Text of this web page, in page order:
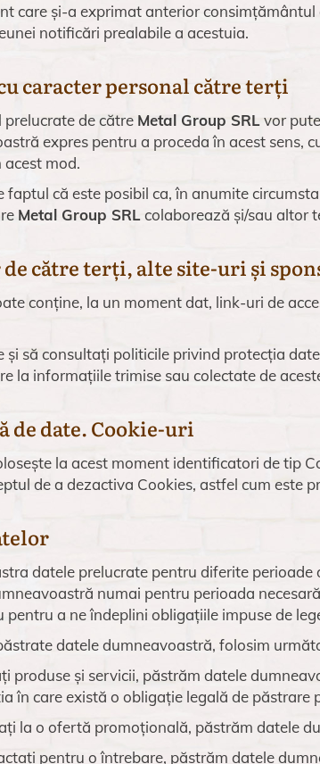
care și-a exprimat anterior
notificări prealabile a acestuia.
caracter personal către terți
prelucrate de către Metal Group SRLvor
expres pentru a proceda în acest
acest mod.
faptul că este posibil ca, în anumite
Metal Group SRLcolaborează și/sau altor
către terți, alte site-uri și
conține, la un moment dat, link-uri de
și să consultați politicile privind protecția
la informațiile trimise sau colectate de
de date. Cookie-uri
la acest moment identificatori de tip
de a dezactiva Cookies, astfel cum este
datele prelucrate pentru diferite
numai pentru perioada
a ne îndeplini obligațiile impuse de
datele dumneavoastră, folosim
produse și servicii, păstrăm datele
în care există o obligație legală de păstrare
la o ofertă promoțională, păstrăm datele
pentru o întrebare, păstrăm datele